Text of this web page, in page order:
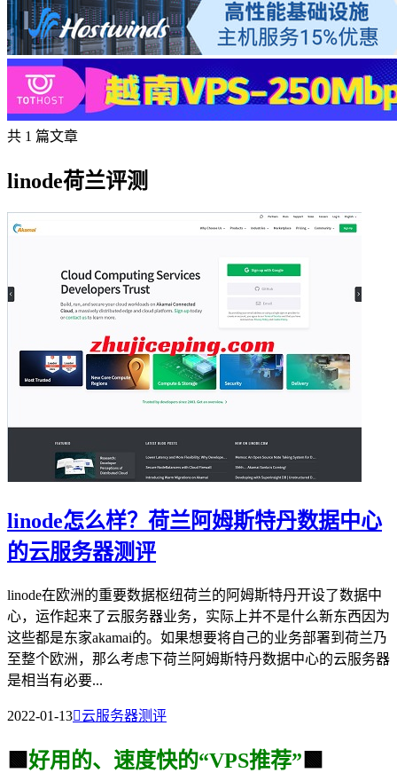
共 1 篇文章
linode荷兰评测
linode怎么样？荷兰阿姆斯特丹数据中心
的云服务器测评
linode在欧洲的重要数据枢纽荷兰的阿姆斯特丹开设了数据中
心，运作起来了云服务器业务，实际上并不是什么新东西因为
这些都是东家akamai的。如果想要将自己的业务部署到荷兰乃
至整个欧洲，那么考虑下荷兰阿姆斯特丹数据中心的云服务器
是相当有必要...
2022-01-13云服务器测评
🟩 好用的、速度快的“VPS推荐” 🟩